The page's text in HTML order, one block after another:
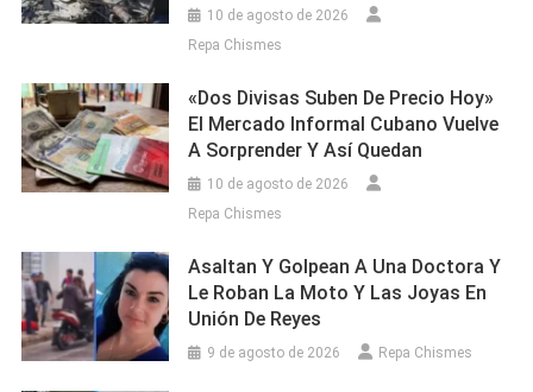
10 de agosto de 2026
Repa Chismes
«Dos Divisas Suben De Precio Hoy»
El Mercado Informal Cubano Vuelve
A Sorprender Y Así Quedan
10 de agosto de 2026
Repa Chismes
Asaltan Y Golpean A Una Doctora Y
Le Roban La Moto Y Las Joyas En
Unión De Reyes
9 de agosto de 2026 Repa Chismes